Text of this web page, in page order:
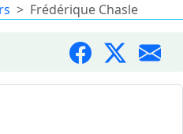
Frédérique Chasle